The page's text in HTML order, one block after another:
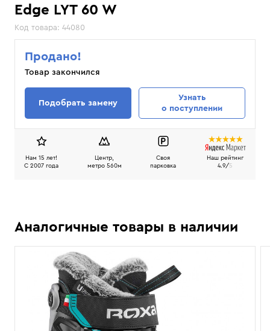
Edge LYT 60 W
Код товара: 44080
Продано!
Товар закончился
Подобрать замену
Узнать
о поступлении
Нам 15 лет!
C 2007 года
Центр,
метро 560м
Своя
парковка
Наш рейтинг
4.9/5
Аналогичные товары в наличии